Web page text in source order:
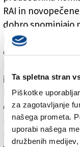
Ta spletna stran
Piškotke
za zagotavljanje
našega prometa.
uporabi našega
družbenih
RAI in
dobro spominjajo
pripovedujejo,
drugim izvoljen za
komunikologije.
in da ima smisel
kjer je danes,«
dodaja, da je bil
rodno zemljo. To
njegove